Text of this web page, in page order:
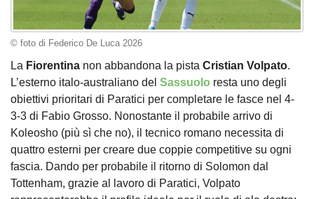
© foto di Federico De Luca 2026
La Fiorentina non abbandona la pista Cristian Volpato.
L’esterno italo-australiano del Sassuolo resta uno degli
obiettivi prioritari di Paratici per completare le fasce nel 4-
3-3 di Fabio Grosso. Nonostante il probabile arrivo di
Koleosho (più sì che no), il tecnico romano necessita di
quattro esterni per creare due coppie competitive su ogni
fascia. Dando per probabile il ritorno di Solomon dal
Tottenham, grazie al lavoro di Paratici, Volpato